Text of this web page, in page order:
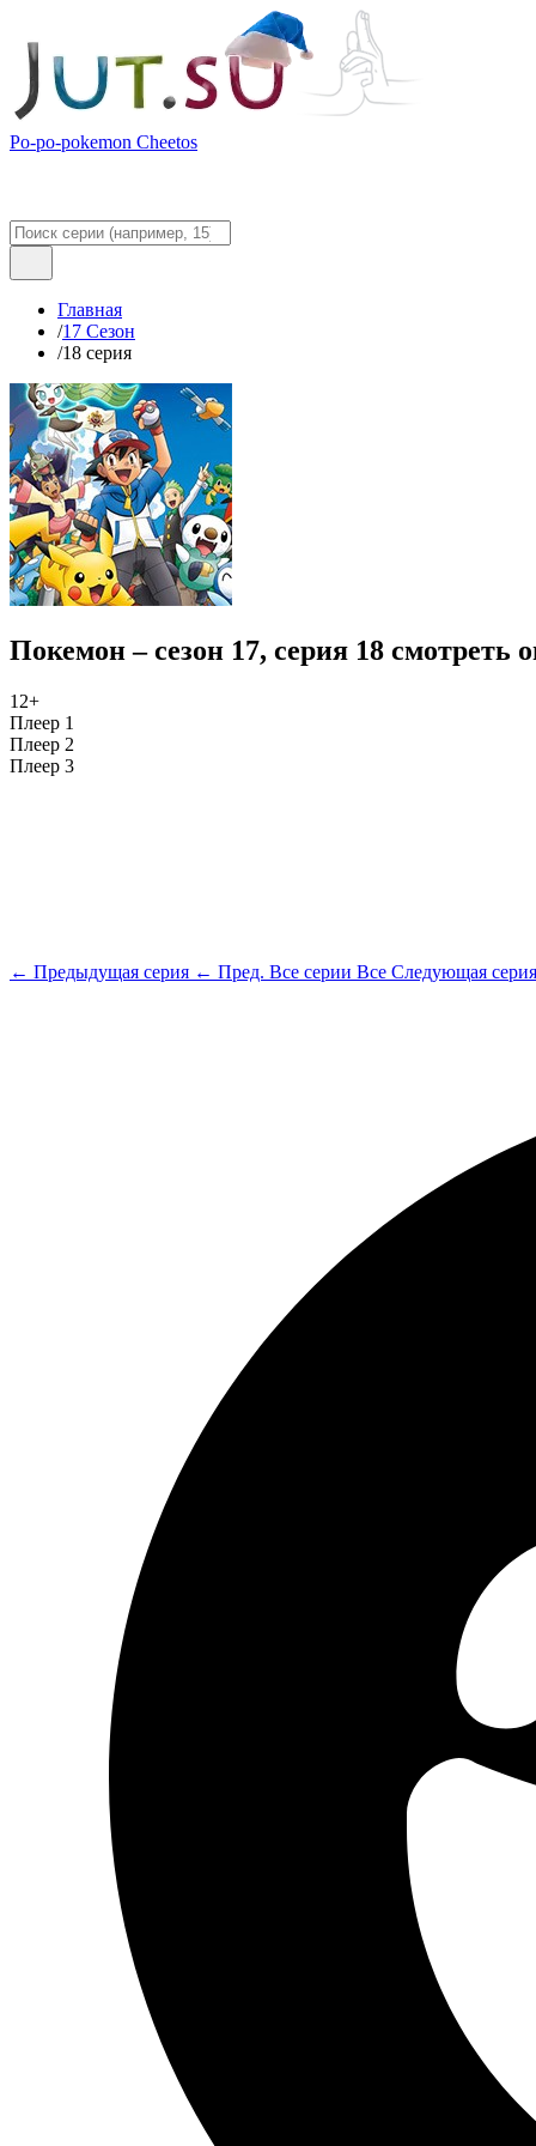
Po-po-pokemon Cheetos
Главная
/17 Сезон
/18 серия
Покемон – сезон 17, серия 18 смотреть
12+
Плеер 1
Плеер 2
Плеер 3
← Предыдущая серия ← Пред. Все серии Все Следующая